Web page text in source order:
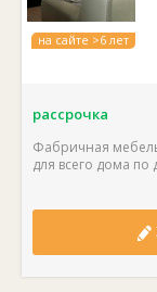
на сайте >6 лет
рассрочка
Фабричная
для всего дома по